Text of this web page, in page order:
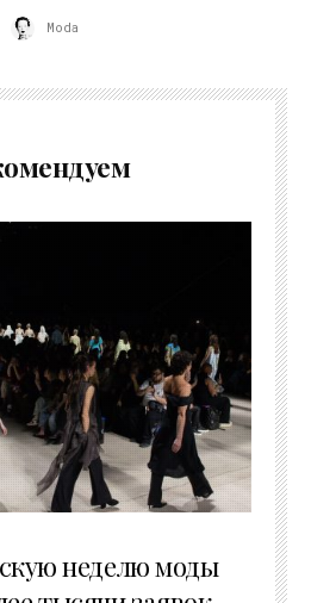
Moda
неделю моды